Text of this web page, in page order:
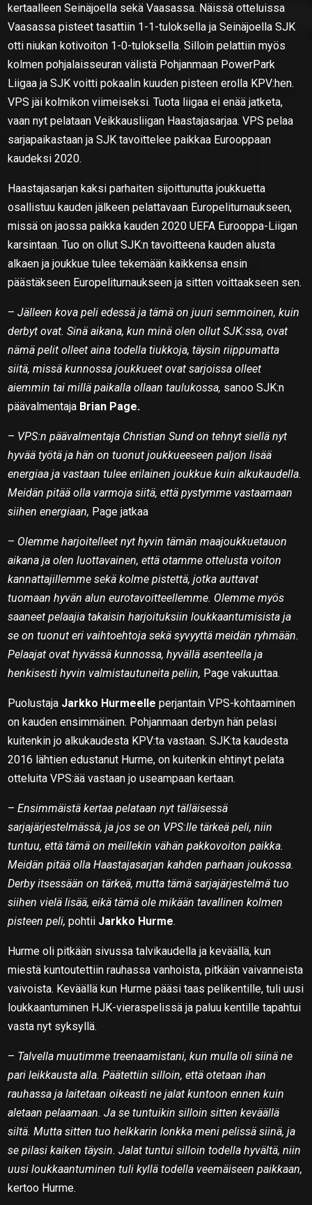
kertaalleen Seinäjoella sekä Vaasassa. Näissä otteluissa
Vaasassa pisteet tasattiin 1-1-tuloksella ja Seinäjoella SJK
otti niukan kotivoiton 1-0-tuloksella. Silloin pelattiin myös
kolmen pohjalaisseuran välistä Pohjanmaan PowerPark
Liigaa ja SJK voitti pokaalin kuuden pisteen erolla KPV:hen.
VPS jäi kolmikon viimeiseksi. Tuota liigaa ei enää jatketa,
vaan nyt pelataan Veikkausliigan Haastajasarjaa. VPS pelaa
sarjapaikastaan ja SJK tavoittelee paikkaa Eurooppaan
kaudeksi 2020.
Haastajasarjan kaksi parhaiten sijoittunutta joukkuetta
osallistuu kauden jälkeen pelattavaan Europeliturnaukseen,
missä on jaossa paikka kauden 2020 UEFA Eurooppa-Liigan
karsintaan. Tuo on ollut SJK:n tavoitteena kauden alusta
alkaen ja joukkue tulee tekemään kaikkensa ensin
päästäkseen Europeliturnaukseen ja sitten voittaakseen sen.
–Jälleen kova peli edessä ja tämä on juuri semmoinen, kuin
derbyt ovat. Sinä aikana, kun minä olen ollut SJK:ssa, ovat
nämä pelit olleet aina todella tiukkoja, täysin riippumatta
siitä, missä kunnossa joukkueet ovat sarjoissa olleet
aiemmin tai millä paikalla ollaan taulukossa, sanoo SJK:n
päävalmentaja Brian Page.
– VPS:n päävalmentaja Christian Sund on tehnyt siellä nyt
hyvää työtä ja hän on tuonut joukkueeseen paljon lisää
energiaa ja vastaan tulee erilainen joukkue kuin alkukaudella.
Meidän pitää olla varmoja siitä, että pystymme vastaamaan
siihen energiaan, Page jatkaa
– Olemme harjoitelleet nyt hyvin tämän maajoukkuetauon
aikana ja olen luottavainen, että otamme ottelusta voiton
kannattajillemme sekä kolme pistettä, jotka auttavat
tuomaan hyvän alun eurotavoitteellemme. Olemme myös
saaneet pelaajia takaisin harjoituksiin loukkaantumisista ja
se on tuonut eri vaihtoehtoja sekä syvyyttä meidän ryhmään.
Pelaajat ovat hyvässä kunnossa, hyvällä asenteella ja
henkisesti hyvin valmistautuneita peliin, Page vakuuttaa.
Puolustaja Jarkko Hurmeelle perjantain VPS-kohtaaminen
on kauden ensimmäinen. Pohjanmaan derbyn hän pelasi
kuitenkin jo alkukaudesta KPV:ta vastaan. SJK:ta kaudesta
2016 lähtien edustanut Hurme, on kuitenkin ehtinyt pelata
otteluita VPS:ää vastaan jo useampaan kertaan.
–Ensimmäistä kertaa pelataan nyt tälläisessä
sarjajärjestelmässä, ja jos se on VPS:lle tärkeä peli, niin
tuntuu, että tämä on meillekin vähän pakkovoiton paikka.
Meidän pitää olla Haastajasarjan kahden parhaan joukossa.
Derby itsessään on tärkeä, mutta tämä sarjajärjestelmä tuo
siihen vielä lisää, eikä tämä ole mikään tavallinen kolmen
pisteen peli, pohtii Jarkko Hurme.
Hurme oli pitkään sivussa talvikaudella ja keväällä, kun
miestä kuntoutettiin rauhassa vanhoista, pitkään vaivanneista
vaivoista. Keväällä kun Hurme pääsi taas pelikentille, tuli uusi
loukkaantuminen HJK-vieraspelissä ja paluu kentille tapahtui
vasta nyt syksyllä.
– Talvella muutimme treenaamistani, kun mulla oli siinä ne
pari leikkausta alla. Päätettiin silloin, että otetaan ihan
rauhassa ja laitetaan oikeasti ne jalat kuntoon ennen kuin
aletaan pelaamaan. Ja se tuntuikin silloin sitten keväällä
siltä. Mutta sitten tuo helkkarin lonkka meni pelissä siinä, ja
se pilasi kaiken täysin. Jalat tuntui silloin todella hyvältä, niin
uusi loukkaantuminen tuli kyllä todella veemäiseen paikkaan,
kertoo Hurme.